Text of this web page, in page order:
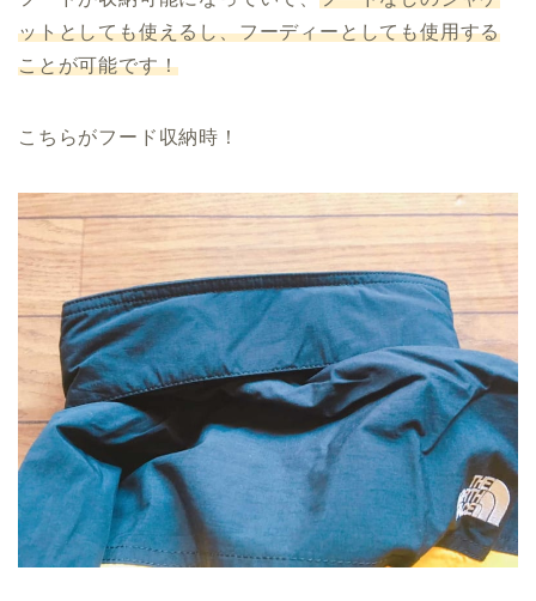
ットとしても使えるし、フーディーとしても使用する
ことが可能です！
こちらがフード収納時！